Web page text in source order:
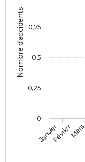
Nombre d'accidents
JanvierFévrierMars
0
0,25
0,5
0,75